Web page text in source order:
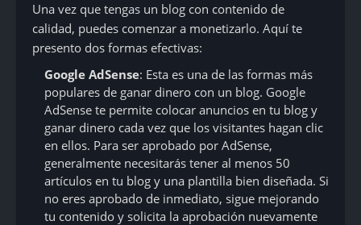
Una vez que tengas un blog con contenido de
calidad, puedes comenzar a monetizarlo. Aquí te
presento dos formas efectivas:
Google AdSense: Esta es una de las formas más
populares de ganar dinero con un blog. Google
AdSense te permite colocar anuncios en tu blog y
ganar dinero cada vez que los visitantes hagan clic
en ellos. Para ser aprobado por AdSense,
generalmente necesitarás tener al menos 50
artículos en tu blog y una plantilla bien diseñada. Si
no eres aprobado de inmediato, sigue mejorando
tu contenido y solicita la aprobación nuevamente